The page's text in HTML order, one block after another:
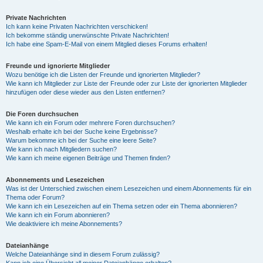
Private Nachrichten
Ich kann keine Privaten Nachrichten verschicken!
Ich bekomme ständig unerwünschte Private Nachrichten!
Ich habe eine Spam-E-Mail von einem Mitglied dieses Forums erhalten!
Freunde und ignorierte Mitglieder
Wozu benötige ich die Listen der Freunde und ignorierten Mitglieder?
Wie kann ich Mitglieder zur Liste der Freunde oder zur Liste der ignorierten Mitglieder
hinzufügen oder diese wieder aus den Listen entfernen?
Die Foren durchsuchen
Wie kann ich ein Forum oder mehrere Foren durchsuchen?
Weshalb erhalte ich bei der Suche keine Ergebnisse?
Warum bekomme ich bei der Suche eine leere Seite?
Wie kann ich nach Mitgliedern suchen?
Wie kann ich meine eigenen Beiträge und Themen finden?
Abonnements und Lesezeichen
Was ist der Unterschied zwischen einem Lesezeichen und einem Abonnements für ein
Thema oder Forum?
Wie kann ich ein Lesezeichen auf ein Thema setzen oder ein Thema abonnieren?
Wie kann ich ein Forum abonnieren?
Wie deaktiviere ich meine Abonnements?
Dateianhänge
Welche Dateianhänge sind in diesem Forum zulässig?